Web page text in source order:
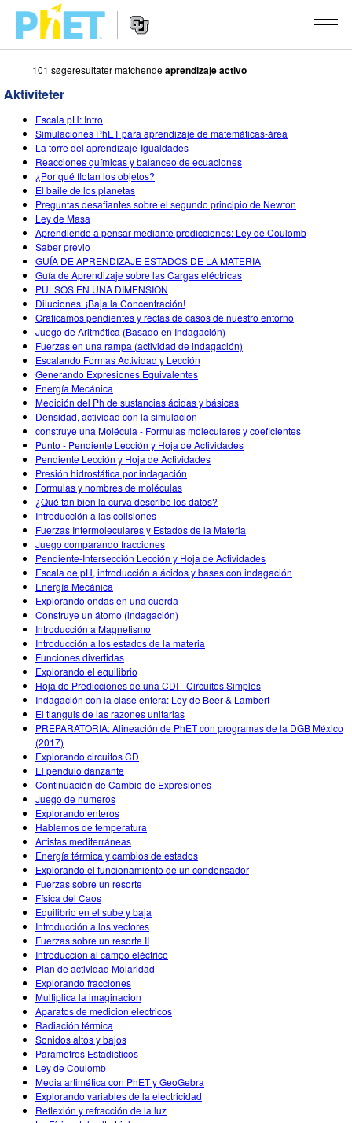
Søg
PhET-
hjemmesiden
navigation
SIMULERINGER
Alle simuleringer
Fysik
Matematik og statistik
Kemi
Jord og rum
Biologi
Oversatte simuleringer
Customizable Sims
STUDIO
About Studio
Customizable Sims
Start a Free Trial
Purchase a License
UNDERVISNING
Aktiviteter
Bidrag med din aktivitet
Retningslinjer for aktivitetsbidrag
Virtuelle workshops
Professional Learning with PhET
Teaching with PhET
METODE
INITIATIVER
Inkluderende design
PhET Global
Data Fluency
DEIB i STEM uddannelse
SceneryStack OSE
Indvirkningsrapport
TILMELD / REGISTRÉR
TILMELD / REGISTRÉR
101 søgeresultater matchendeaprendizaje activo
Aktiviteter
Escala pH: Intro
Simulaciones PhET para aprendizaje de matemáticas-área
La torre del aprendizaje-Igualdades
Reacciones químicas y balanceo de ecuaciones
¿Por qué flotan los objetos?
El baile de los planetas
Preguntas desafiantes sobre el segundo principio de Newton
Ley de Masa
Aprendiendo a pensar mediante predicciones: Ley de Coulomb
Saber previo
GUÍA DE APRENDIZAJE ESTADOS DE LA MATERIA
Guía de Aprendizaje sobre las Cargas eléctricas
PULSOS EN UNA DIMENSION
Diluciones. ¡Baja la Concentración!
Graficamos pendientes y rectas de casos de nuestro entorno
Juego de Aritmética (Basado en Indagación)
Fuerzas en una rampa (actividad de indagación)
Escalando Formas Actividad y Lección
Generando Expresiones Equivalentes
Energía Mecánica
Medición del Ph de sustancias ácidas y básicas
Densidad, actividad con la simulación
construye una Molécula - Formulas moleculares y coeficientes
Punto - Pendiente Lección y Hoja de Actividades
Pendiente Lección y Hoja de Actividades
Presión hidrostática por indagación
Formulas y nombres de moléculas
¿Qué tan bien la curva describe los datos?
Introducción a las colisiones
Fuerzas Intermoleculares y Estados de la Materia
Juego comparando fracciones
Pendiente-Intersección Lección y Hoja de Actividades
Escala de pH, introducción a ácidos y bases con indagación
Energía Mecánica
Explorando ondas en una cuerda
Construye un átomo (indagación)
Introducción a Magnetismo
Introducción a los estados de la materia
Funciones divertidas
Explorando el equilibrio
Hoja de Predicciones de una CDI - Circuitos Simples
Indagación con la clase entera: Ley de Beer & Lambert
El tianguis de las razones unitarias
PREPARATORIA: Alineación de PhET con programas de la DGB México
(2017)
Explorando circuitos CD
El pendulo danzante
Continuación de Cambio de Expresiones
Juego de numeros
Explorando enteros
Hablemos de temperatura
Artistas mediterráneas
Energía térmica y cambios de estados
Explorando el funcionamiento de un condensador
Fuerzas sobre un resorte
Física del Caos
Equilibrio en el sube y baja
Introducción a los vectores
Fuerzas sobre un resorte II
Introduccion al campo eléctrico
Plan de actividad Molaridad
Explorando fracciones
Multiplica la imaginacion
Aparatos de medicion electricos
Radiación térmica
Sonidos altos y bajos
Parametros Estadisticos
Ley de Coulomb
Media artimética con PhET y GeoGebra
Explorando variables de la electricidad
Reflexión y refracción de la luz